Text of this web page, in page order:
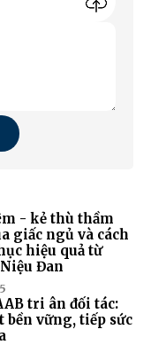
- kẻ thù thầm
giấc ngủ và cách
hiệu quả từ
Đan
tri ân đối tác:
bền vững, tiếp sức